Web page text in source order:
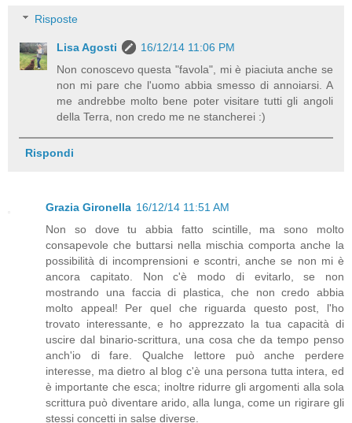
Risposte
Lisa Agosti
16/12/14 11:06 PM
Non conoscevo questa "favola", mi è piaciuta anche se
non mi pare che l'uomo abbia smesso di annoiarsi. A
me andrebbe molto bene poter visitare tutti gli angoli
della Terra, non credo me ne stancherei :)
Rispondi
Grazia Gironella 16/12/14 11:51 AM
Non so dove tu abbia fatto scintille, ma sono molto
consapevole che buttarsi nella mischia comporta anche la
possibilità di incomprensioni e scontri, anche se non mi è
ancora capitato. Non c'è modo di evitarlo, se non
mostrando una faccia di plastica, che non credo abbia
molto appeal! Per quel che riguarda questo post, l'ho
trovato interessante, e ho apprezzato la tua capacità di
uscire dal binario-scrittura, una cosa che da tempo penso
anch'io di fare. Qualche lettore può anche perdere
interesse, ma dietro al blog c'è una persona tutta intera, ed
è importante che esca; inoltre ridurre gli argomenti alla sola
scrittura può diventare arido, alla lunga, come un rigirare gli
stessi concetti in salse diverse.